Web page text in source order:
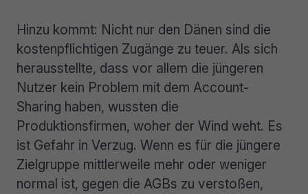
Hinzu kommt: Nicht nur den Dänen sind die
kostenpflichtigen Zugänge zu teuer. Als sich
herausstellte, dass vor allem die jüngeren
Nutzer kein Problem mit dem Account-
Sharing haben, wussten die
Produktionsfirmen, woher der Wind weht. Es
ist Gefahr in Verzug. Wenn es für die jüngere
Zielgruppe mittlerweile mehr oder weniger
normal ist, gegen die AGBs zu verstoßen,